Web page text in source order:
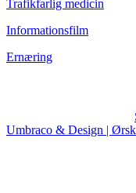
Trafikfarlig medicin
Informationsfilm
Ernæring
Umbraco & Design |